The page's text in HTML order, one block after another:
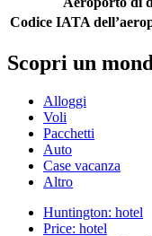
Codice IATA
Scopri un
Alloggi
Voli
Pacchetti
Auto
Case vacanza
Altro
Huntington: hotel
Price: hotel